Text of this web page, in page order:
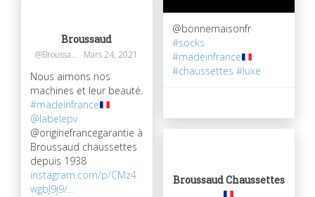
@bonnemaisonfr
#socks
#madeinfrance
#chaussettes #luxe
Broussaud
@Broussaudtextil Mars 24, 2021
Nous aimons nos
machines et leur beauté.
#madeinfrance
@labelepv
@originefrancegarantie à
Broussaud chaussettes
depuis 1938
instagram.com/p/CMz4
wgbJ9j9/…
Broussaud Chaussettes